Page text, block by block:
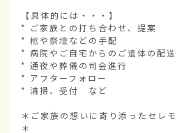
【具体的には・・・】
* ご家族との打ち合わせ、提案
* 棺や祭壇などの手配
* 病院やご自宅からのご遺体の配送
* 通夜や葬儀の司会進行
* アフターフォロー
* 清掃、受付　など
＊ご家族の想いに寄り添ったセレ
＊